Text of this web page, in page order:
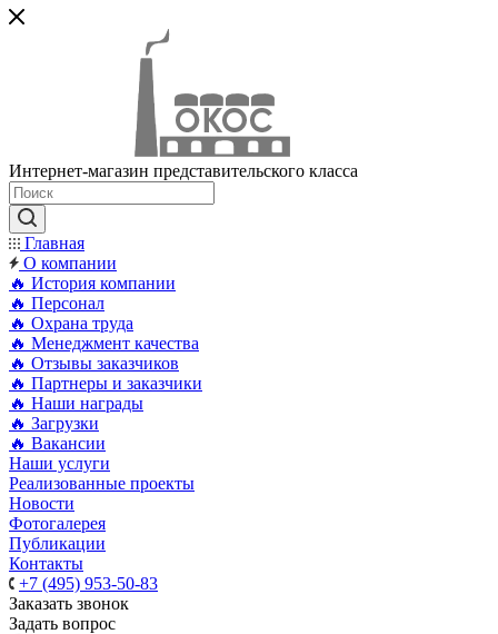
Интернет-магазин представительского класса
Главная
О компании
🔥 История компании
🔥 Персонал
🔥 Охрана труда
🔥 Менеджмент качества
🔥 Отзывы заказчиков
🔥 Партнеры и заказчики
🔥 Наши награды
🔥 Загрузки
🔥 Вакансии
Наши услуги
Реализованные проекты
Новости
Фотогалерея
Публикации
Контакты
+7 (495) 953-50-83
Заказать звонок
Задать вопрос